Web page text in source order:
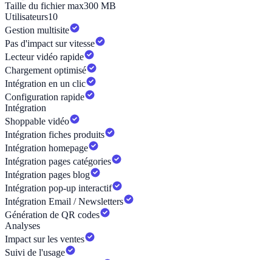
Taille du fichier max300 MB
Utilisateurs10
Gestion multisite
Pas d'impact sur vitesse
Lecteur vidéo rapide
Chargement optimisé
Intégration en un clic
Configuration rapide
Intégration
Shoppable vidéo
Intégration fiches produits
Intégration homepage
Intégration pages catégories
Intégration pages blog
Intégration pop-up interactif
Intégration Email / Newsletters
Génération de QR codes
Analyses
Impact sur les ventes
Suivi de l'usage